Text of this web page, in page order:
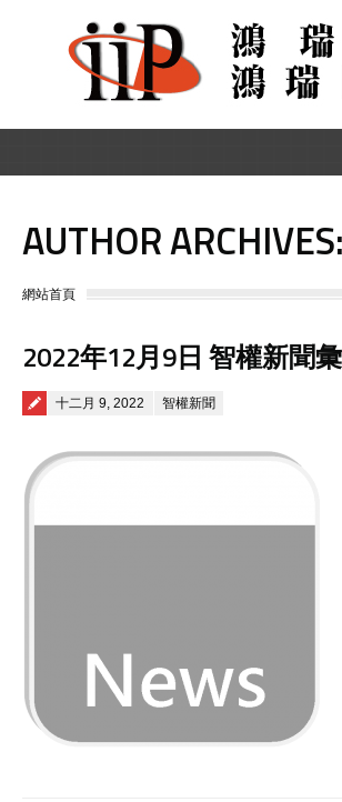
AUTHOR ARCHIVES:
You are here:
網站首頁
2022年12月9日 智權新聞
Posted on
十二月 9, 2022 智權新聞